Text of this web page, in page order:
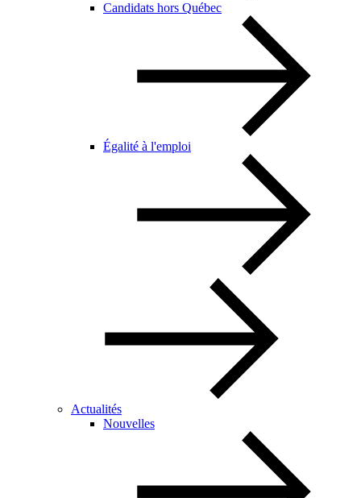
Candidats hors Québec
Égalité à l'emploi
Actualités
Nouvelles